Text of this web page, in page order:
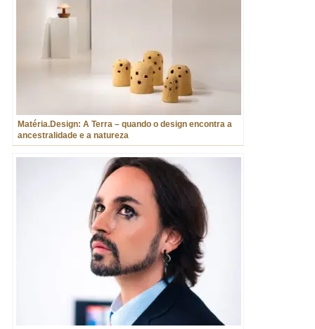
Matéria.Design: A Terra – quando o design encontra a
ancestralidade e a natureza